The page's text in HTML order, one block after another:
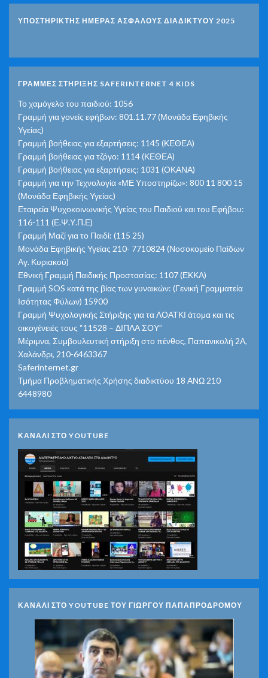
ΥΠΟΣΤΗΡΙΚΤΗΣ ΗΜΕΡΑΣ ΑΣΦΑΛΟΥΣ ΔΙΑΔΙΚΤΥΟΥ 2025
ΓΡΑΜΜΕΣ ΣΤΗΡΙΞΗΣ SAFERINTERNET 4 KIDS
Το χαμόγελο του παιδιού: 1056
Γραμμή για γονείς εφήβων: 801.11.77 (Μονάδα Εφηβικής
Υγείας)
Γραμμή βοήθειας για εξαρτήσεις: 1145 (ΚΕΘΕΑ)
Γραμμή βοήθειας για τζόγο: 1114 (ΚΕΘΕΑ)
Γραμμή βοήθειας για εξαρτήσεις: 1031 (ΟΚΑΝΑ)
Γραμμή για την Τεχνολογία «ΜΕ Υποστηρίζω»: 800 11 800 15
(Μονάδα Εφηβικής Υγείας)
Εταιρεία Ψυχοκοινωνικής Υγείας του Παιδιού και του Εφήβου:
116-111 (Ε.Ψ.Υ.Π.Ε)
Γραμμή Μαζί για το Παιδί: (115 25)
Μονάδα Εφηβικής Υγείας 210- 7710824 (Νοσοκομείο Παίδων
Αγ. Κυριακού)
Εθνική Γραμμή Παιδικής Προστασίας: 1107 (ΕΚΚΑ)
Γραμμή SOS κατά της βίας των γυναικών: (Γενική Γραμματεία
Ισότητας Φύλων) 15900
Γραμμή Ψυχολογικής Στήριξης για τα ΛΟΑΤΚΙ άτομα και τις
οικογένειές τους “11528 – ΔΙΠΛΑ ΣΟΥ”
Μέριμνα, Συμβουλευτική στήριξη στο πένθος, Παπανικολή 2Α,
Χαλάνδρι, 210-6463367
Saferinternet.gr
Τμήμα Προβληματικής Χρήσης διαδικτύου 18 ΑΝΩ 210
6448980
ΚΑΝΑΛΙ ΣΤΟ YOUTUBE
ΚΑΝΑΛΙ ΣΤΟ YOUTUBE ΤΟΥ ΓΙΩΡΓΟΥ ΠΑΠΑΠΡΟΔΡΟΜΟΥ